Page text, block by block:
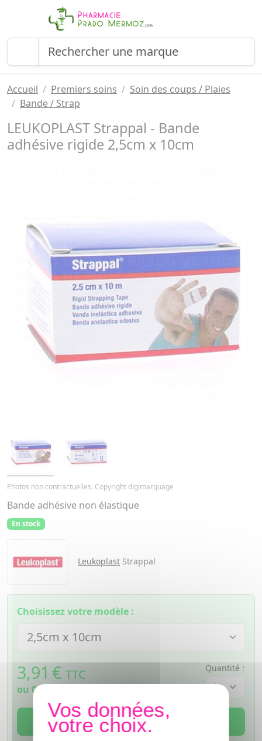
Accueil Premiers soins
Soin des coups / Plaies
Bande / Strap
LEUKOPLAST Strappal - Bande
adhésive rigide 2,5cm x 10cm
Photos non contractuelles. Copyright digimarquage
Bande adhésive non élastique
En stock
Leukoplast Strappal
Choisissez votre modèle :
3,91 € TTC
ou 0,98€
Quantité :
AJOUTER AU PANIER